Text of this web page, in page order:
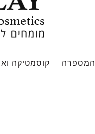
המספרה קוסמטיקה